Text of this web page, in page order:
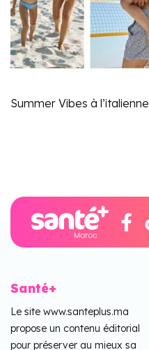
Summer Vibes à l’italienne
Santé+
Le site www.santeplus.ma
propose un contenu éditorial
pour préserver au mieux sa